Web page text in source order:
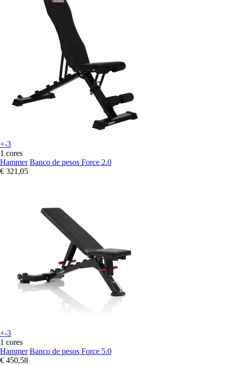
+-3
1 cores
Hammer Banco de pesos Force 2.0
€ 321,05
+-3
1 cores
Hammer Banco de pesos Force 5.0
€ 450,58